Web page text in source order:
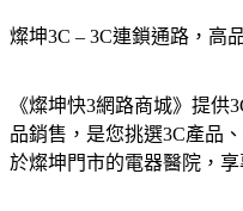
燦坤3C – 3C連鎖通路，高
《燦坤快3網路商城》提
品銷售，是您挑選3C產品
於燦坤門市的電器醫院，